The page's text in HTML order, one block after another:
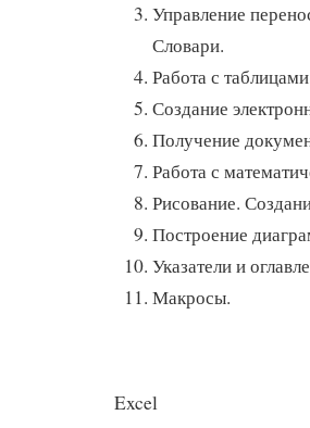
Управление
Словари.
Работа с
Создание
Получение
Работа с
Рисование.
Построение
Указатели и
Макросы.
Excel